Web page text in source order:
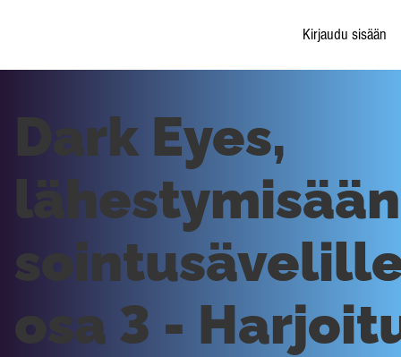
Kirjaudu sisään
Dark Eyes,
osa 3 -